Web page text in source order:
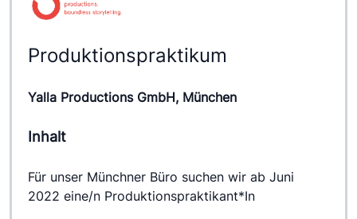
Produktionspraktikum
Yalla Productions GmbH, München
Inhalt
Für unser Münchner Büro suchen wir ab Juni
2022 eine/n Produktionspraktikant*In